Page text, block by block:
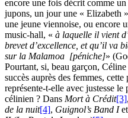
encore une fois décrit comme
jupons, un jour une « Elizabeth
une jeune viennoise, ou encore
music-hall, « à laquelle il vient
brevet d’excellence, et qu’il va
sur la Malamoa [péniche]»
Pourtant, si, beau garçon,
succès auprès des femmes,
représente-t-elle avec justesse le
célinien ? Dans Mort à Crédit[3],
de la nuit[4], Guignol’s Band Iet